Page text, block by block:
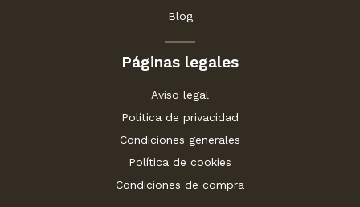
Blog
Páginas legales
Aviso legal
Política de privacidad
Condiciones generales
Política de cookies
Condiciones de compra